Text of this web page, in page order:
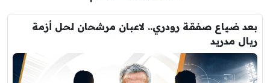
بعد ضياع صفقة رودري.. لاعبان مرشحان لحل أزمة
ريال مدريد